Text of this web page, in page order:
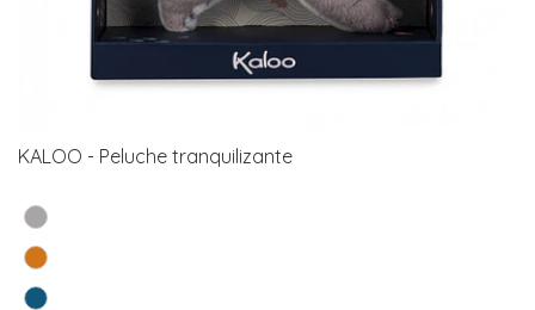
KALOO - Peluche tranquilizante